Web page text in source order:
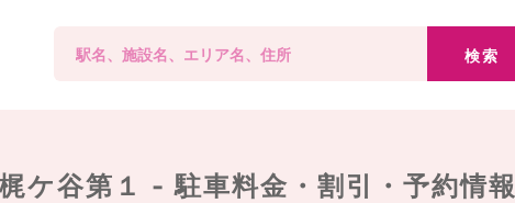
検索
ケ谷第１ -駐車料金・割引・予約情報